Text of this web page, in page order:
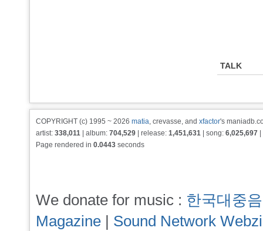
TALK
COPYRIGHT (c) 1995 ~ 2026 matia, crevasse, and xfactor's
artist: 338,011 | album: 704,529 | release: 1,451,631 | song: 6,025,697
Page rendered in 0.0443 seconds
We donate for music : 한국대중
Magazine | Sound Network